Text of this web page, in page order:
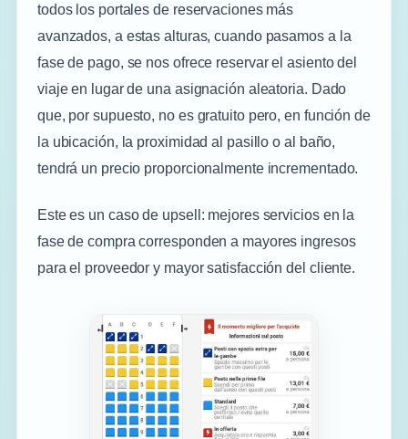
todos los portales de reservaciones más
avanzados, a estas alturas, cuando pasamos a la
fase de pago, se nos ofrece reservar el asiento del
viaje en lugar de una asignación aleatoria. Dado
que, por supuesto, no es gratuito pero, en función de
la ubicación, la proximidad al pasillo o al baño,
tendrá un precio proporcionalmente incrementado.
Este es un caso de upsell: mejores servicios en la
fase de compra corresponden a mayores ingresos
para el proveedor y mayor satisfacción del cliente.